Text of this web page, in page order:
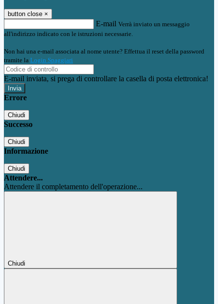
button close ×
E-mail Verrà inviato un messaggio
all'indirizzo indicato con le istruzioni necessarie.
Non hai una e-mail associata al nome utente? Effettua il reset della password
tramite la Login Spaggiari
E-mail inviata, si prega di controllare la casella di posta elettronica!
Errore
Chiudi
Successo
Chiudi
Informazione
Chiudi
Attendere...
Attendere il completamento dell'operazione...
Chiudi